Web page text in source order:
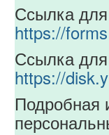
Ссылка
https://
Ссылка для
https://
Подробная